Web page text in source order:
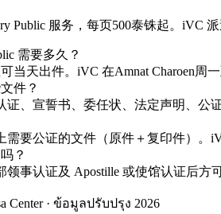
Public 服务，每页500泰铢起。
需要多久？
当天出件。iVC 在Amnat Charoen周
件？
、宣誓书、委任状、法定声明、公
要公证的文件（原件＋复印件）。
？
事认证及 Apostille 或使馆认证后方
Center · ข้อมูลปรับปรุง 2026